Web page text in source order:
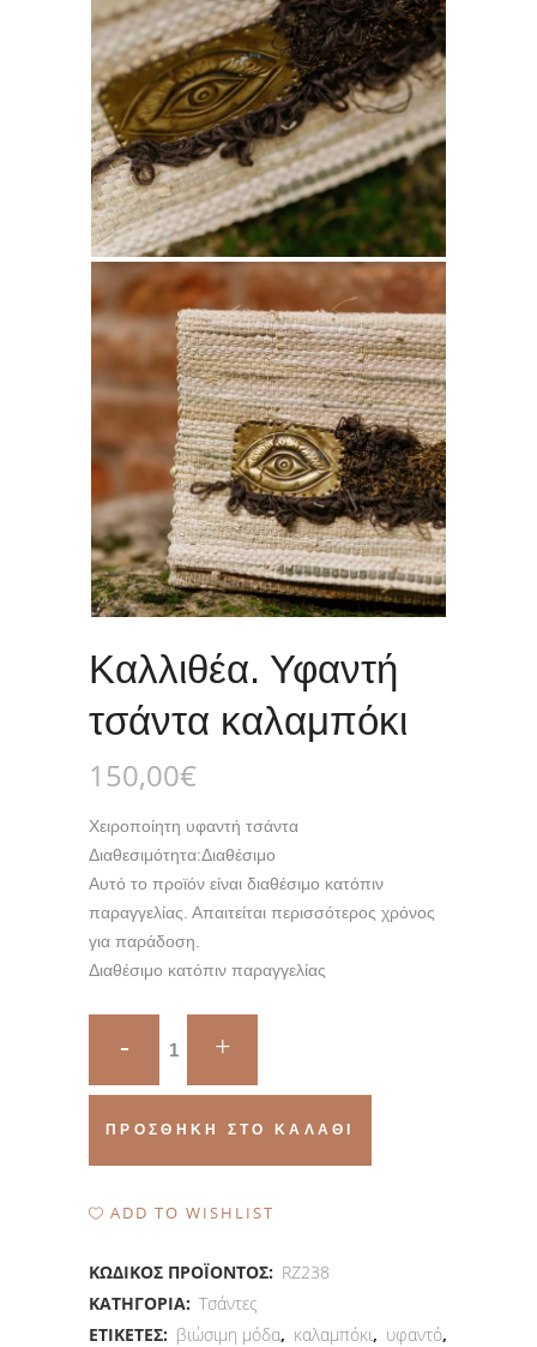
Καλλιθέα. Υφαντή
τσάντα καλαμπόκι
150,00€
Χειροποίητη υφαντή τσάντα
Διαθεσιμότητα:Διαθέσιμο
Αυτό το προϊόν είναι διαθέσιμο κατόπιν
παραγγελίας. Απαιτείται περισσότερος χρόνος
για παράδοση.
Διαθέσιμο κατόπιν παραγγελίας
Υφαντή
τσάντα
καλαμπόκι
quantity
ΠΡΟΣΘΉΚΗ ΣΤΟ ΚΑΛΆΘΙ
ADD TO WISHLIST
ΚΩΔΙΚΌΣ ΠΡΟΪΌΝΤΟΣ: RZ238
ΚΑΤΗΓΟΡΊΑ: Τσάντες
ΕΤΙΚΈΤΕΣ: βιώσιμη μόδα, καλαμπόκι, υφαντό,